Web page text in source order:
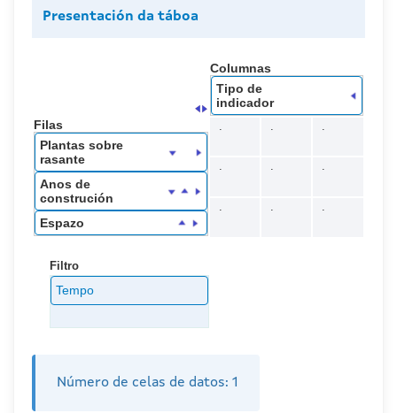
Presentación da táboa
Columnas
Tipo de
indicador
Filas
Plantas sobre
rasante
Anos de
construción
Espazo
Filtro
Tempo
Número de celas de datos: 1